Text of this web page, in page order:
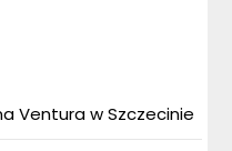
Ventura w Szczecinie